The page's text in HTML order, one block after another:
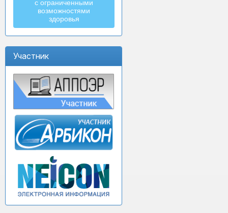
с ограниченными
возможностями
здоровья
Участник